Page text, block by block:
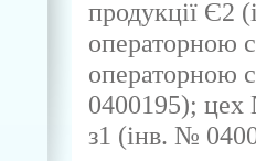
продукції Є2
операторною
операторною
0400195);
з1 (інв. №